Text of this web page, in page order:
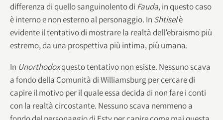
differenza di quello sanguinolento di Fauda, in questo caso
è interno e non esterno al personaggio. In Shtiselè
evidente il tentativo di mostrare la realtà dell’ebraismo più
estremo, da una prospettiva più intima, più umana.
In Unorthodoxquesto tentativo non esiste. Nessuno scava
a fondo della Comunità di Williamsburg per cercare di
capire il motivo per il quale essa decida di non fare i conti
con la realtà circostante. Nessuno scava nemmeno a